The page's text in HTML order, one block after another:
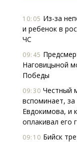
10:05 Из-за
и ребенок в
ЧС
09:45
Наговицыной
Победы
09:30 Честный
вспоминает,
Евдокимова, и
оплакивал его
09:10 Бийск